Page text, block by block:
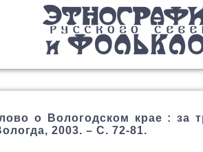
о Вологодском крае : за
2003. – С. 72-81.